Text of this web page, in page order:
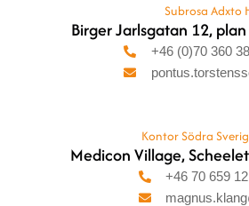
Subrosa Adxto
Birger Jarlsgatan 12,
+46 (0)70 360
Kontor Södra
Medicon Village,
+46 70 659